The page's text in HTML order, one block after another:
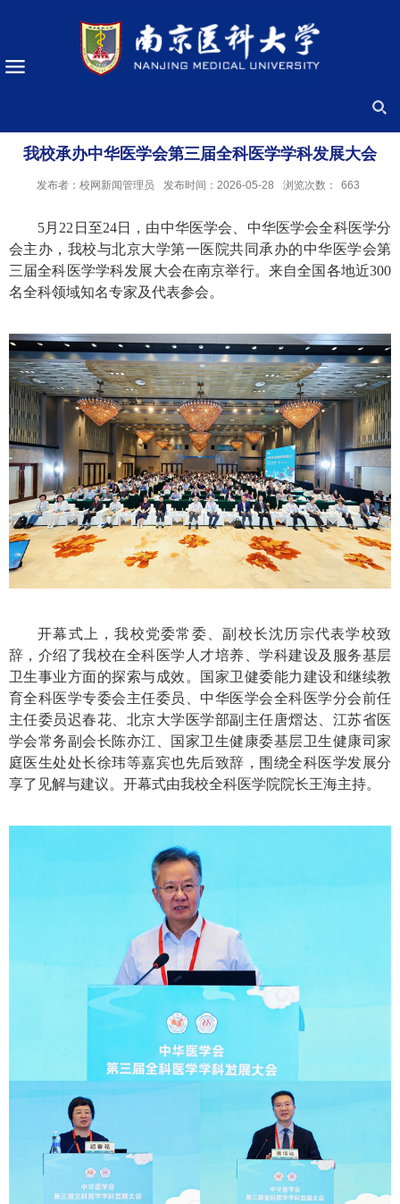
我校承办中华医学会第三届全科医学学科发展大会
发布者：校网新闻管理员 发布时间：2026-05-28 浏览次数： 663
5月22日至24日，由中华医学会、中华医学会全科医学分
会主办，我校与北京大学第一医院共同承办的中华医学会第
三届全科医学学科发展大会在南京举行。来自全国各地近300
名全科领域知名专家及代表参会。
开幕式上，我校党委常委、副校长沈历宗代表学校致
辞，介绍了我校在全科医学人才培养、学科建设及服务基层
卫生事业方面的探索与成效。国家卫健委能力建设和继续教
育全科医学专委会主任委员、中华医学会全科医学分会前任
主任委员迟春花、北京大学医学部副主任唐熠达、江苏省医
学会常务副会长陈亦江、国家卫生健康委基层卫生健康司家
庭医生处处长徐玮等嘉宾也先后致辞，围绕全科医学发展分
享了见解与建议。开幕式由我校全科医学院院长王海主持。